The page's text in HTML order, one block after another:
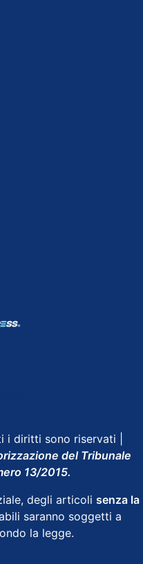
diritti sono riservati |
del Tribunale
13/2015.
degli articoli senza la
saranno soggetti a
la legge.